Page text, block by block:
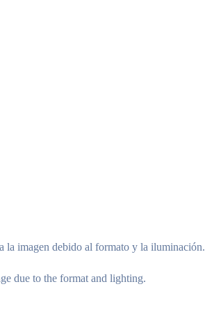
la imagen debido al formato y la iluminación.
due to the format and lighting.